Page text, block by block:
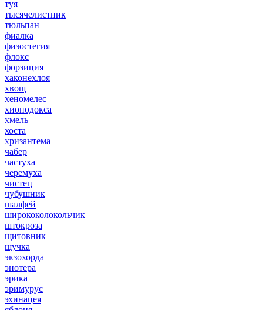
туя
тысячелистник
тюльпан
фиалка
физостегия
флокс
форзиция
хаконехлоя
хвощ
хеномелес
хионодокса
хмель
хоста
хризантема
чабер
частуха
черемуха
чистец
чубушник
шалфей
ширококолокольчик
штокроза
щитовник
щучка
экзохорда
энотера
эрика
эримурус
эхинацея